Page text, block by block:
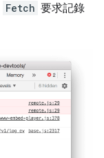
Fetch 要求記錄